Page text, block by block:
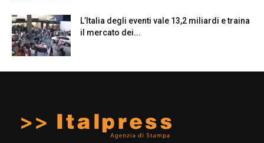
L’Italia degli eventi vale 13,2 miliardi e traina
il mercato dei...